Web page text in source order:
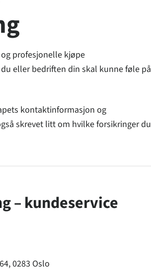
profesjonelle kjøpe
eller bedriften din skal kunne føle på
kontaktinformasjon og
skrevet litt om hvilke forsikringer du
– kundeservice
0283 Oslo